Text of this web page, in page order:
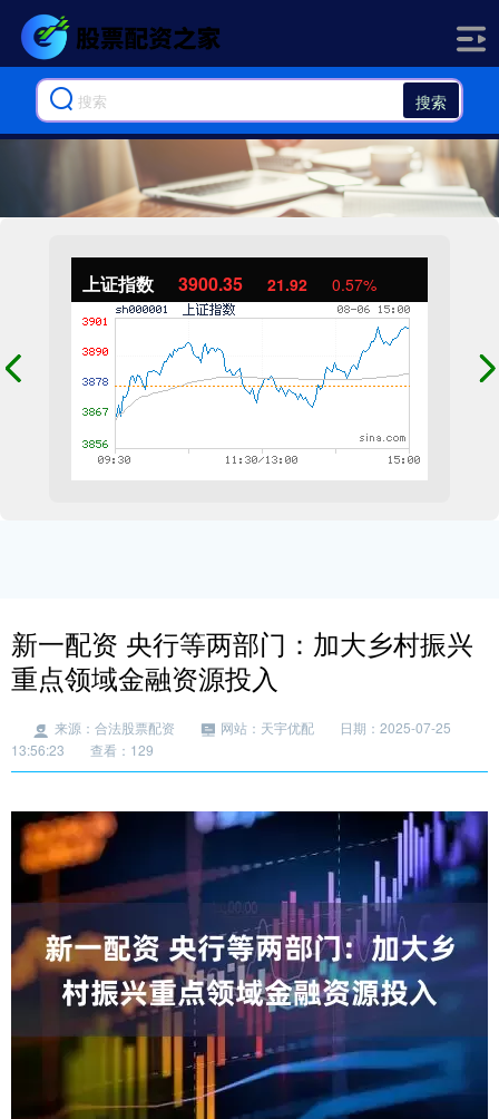
搜索
上证指数 3900.35 21.92 0.57%
新一配资 央行等两部门：加大乡村振兴
重点领域金融资源投入
来源：合法股票配资 网站：天宇优配
日期：2025-07-25
13:56:23
查看：129